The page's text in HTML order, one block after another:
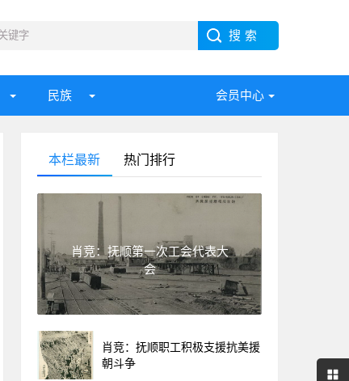
民族 会员中心
本栏最新 热门排行
肖竞：抚顺第一次工会代表大
会
肖竞：抚顺职工积极支援抗美援
朝斗争